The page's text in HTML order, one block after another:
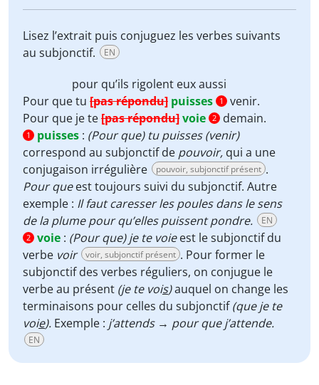
Lisez l’extrait puis conjuguez les verbes suivants
au subjonctif.
EN
pour qu’ils rigolent eux aussi
Pour que tu [pas répondu] puisses 1
venir.
Pour que je te[pas répondu]voie 2 demain.
1 puisses : (Pour que) tu puisses (venir)
correspond au subjonctif de pouvoir, qui a une
conjugaison irrégulière
pouvoir, subjonctif présent .
Pour queest toujours suivi du subjonctif. Autre
exemple : Il faut caresser les poules dans le sens
de la plume pour qu’elles puissent pondre.
EN
2 voie : (Pour que) je te voieest le subjonctif du
verbe voir voir, subjonctif présent . Pour former le
subjonctif des verbes réguliers, on conjugue le
verbe au présent (je te vois)auquel on change les
terminaisons pour celles du subjonctif(que je te
voie). Exemple : j’attends→ pour que j’attende.
EN